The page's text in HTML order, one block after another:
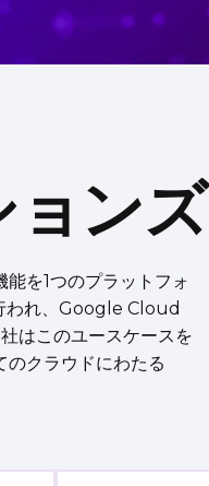
ョンズ
を1つのプラットフォ
われ、Google Cloud
はこのユースケースを
クラウドにわたる